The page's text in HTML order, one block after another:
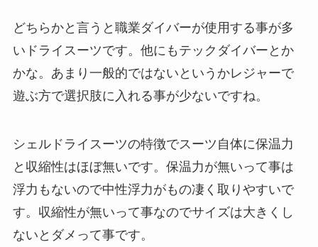
どちらかと言うと職業ダイバーが使用する事が多
いドライスーツです。他にもテックダイバーとか
かな。あまり一般的ではないというかレジャーで
遊ぶ方で選択肢に入れる事が少ないですね。
シェルドライスーツの特徴でスーツ自体に保温力
と収縮性はほぼ無いです。保温力が無いって事は
浮力もないので中性浮力がもの凄く取りやすいで
す。収縮性が無いって事なのでサイズは大きくし
ないとダメって事です。